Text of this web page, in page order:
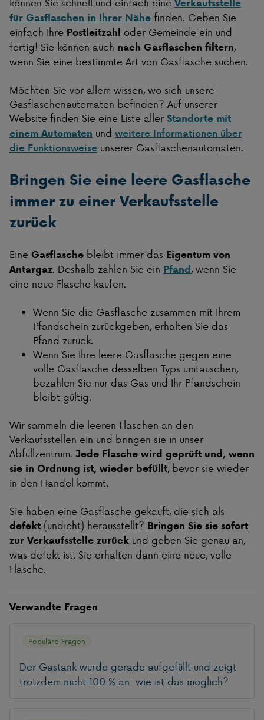
Verkaufsstelle
für Gasflaschen in Ihrer Nähe finden. Geben Sie
einfach Ihre Postleitzahl oder Gemeinde ein und
fertig! Sie können auch nach Gasflaschen filtern,
wenn Sie eine bestimmte Art von Gasflasche suchen.
Möchten Sie vor allem wissen, wo sich unsere
Gasflaschenautomaten befinden? Auf unserer
Website finden Sie eine Liste aller Standorte mit
einem Automaten und weitere Informationen über
die Funktionsweise unserer Gasflaschenautomaten.
Bringen Sie eine leere Gasflasche
immer zu einer Verkaufsstelle
zurück
Eine Gasflasche bleibt immer das Eigentum von
Antargaz. Deshalb zahlen Sie ein Pfand, wenn Sie
eine neue Flasche kaufen.
Wenn Sie die Gasflasche zusammen mit Ihrem
Pfandschein zurückgeben, erhalten Sie das
Pfand zurück.
Wenn Sie Ihre leere Gasflasche gegen eine
volle Gasflasche desselben Typs umtauschen,
bezahlen Sie nur das Gas und Ihr Pfandschein
bleibt gültig.
Wir sammeln die leeren Flaschen an den
Verkaufsstellen ein und bringen sie in unser
Abfüllzentrum. Jede Flasche wird geprüft und, wenn
sie in Ordnung ist, wieder befüllt, bevor sie wieder
in den Handel kommt.
Sie haben eine Gasflasche gekauft, die sich als
defekt (undicht) herausstellt? Bringen Sie sie sofort
zur Verkaufsstelle zurück und geben Sie genau an,
was defekt ist. Sie erhalten dann eine neue, volle
Flasche.
Verwandte Fragen
Der Gastank wurde gerade aufgefüllt und zeigt
trotzdem nicht 100 % an: wie ist das möglich?
Populäre Fragen